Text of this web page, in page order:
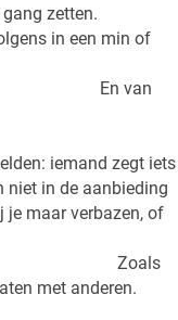
in gang zetten.
min of
brengen.
iemand zegt iets
niet in de aanbieding
of
met anderen.